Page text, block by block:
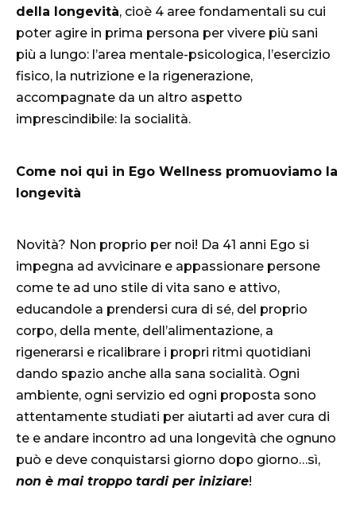
della longevità, cioè 4 aree fondamentali su cui
poter agire in prima persona per vivere più sani
più a lungo: l’area mentale-psicologica, l’esercizio
fisico, la nutrizione e la rigenerazione,
accompagnate da un altro aspetto
imprescindibile: la socialità.
Come noi qui in Ego Wellness promuoviamo la
longevità
Novità? Non proprio per noi! Da 41 anni Ego si
impegna ad avvicinare e appassionare persone
come te ad uno stile di vita sano e attivo,
educandole a prendersi cura di sé, del proprio
corpo, della mente, dell’alimentazione, a
rigenerarsi e ricalibrare i propri ritmi quotidiani
dando spazio anche alla sana socialità. Ogni
ambiente, ogni servizio ed ogni proposta sono
attentamente studiati per aiutarti ad aver cura di
te e andare incontro ad una longevità che ognuno
può e deve conquistarsi giorno dopo giorno…sì,
non è mai troppo tardi per iniziare!